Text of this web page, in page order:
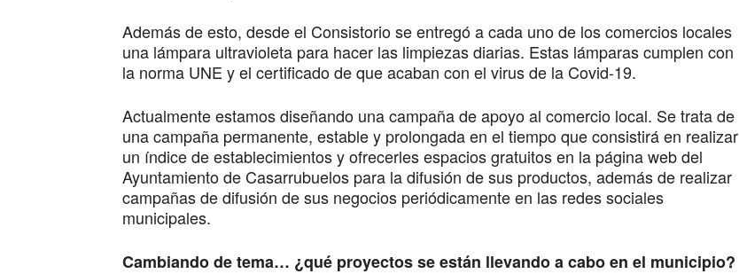
Además de esto, desde el Consistorio se entregó a cada uno de los comercios locales
una lámpara ultravioleta para hacer las limpiezas diarias. Estas lámparas cumplen con
la norma UNE y el certificado de que acaban con el virus de la Covid-19.
Actualmente estamos diseñando una campaña de apoyo al comercio local. Se trata de
una campaña permanente, estable y prolongada en el tiempo que consistirá en realizar
un índice de establecimientos y ofrecerles espacios gratuitos en la página web del
Ayuntamiento de Casarrubuelos para la difusión de sus productos, además de realizar
campañas de difusión de sus negocios periódicamente en las redes sociales
municipales.
Cambiando de tema… ¿qué proyectos se están llevando a cabo en el municipio?